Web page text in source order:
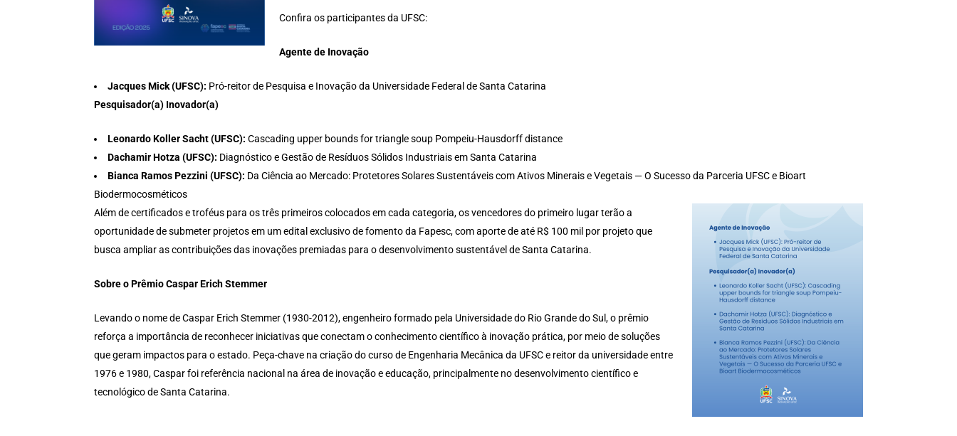
Confira os participantes da UFSC:
Agente de Inovação
Jacques Mick (UFSC): Pró-reitor de Pesquisa e Inovação da Universidade Federal de Santa Catarina
Pesquisador(a) Inovador(a)
Leonardo Koller Sacht (UFSC): Cascading upper bounds for triangle soup Pompeiu-Hausdorff distance
Dachamir Hotza (UFSC): Diagnóstico e Gestão de Resíduos Sólidos Industriais em Santa Catarina
Bianca Ramos Pezzini (UFSC): Da Ciência ao Mercado: Protetores Solares Sustentáveis com Ativos Minerais e Vegetais — O Sucesso da Parceria UFSC e Bioart
Biodermocosméticos
Além de certificados e troféus para os três primeiros colocados em cada categoria, os vencedores do primeiro lugar terão a
oportunidade de submeter projetos em um edital exclusivo de fomento da Fapesc, com aporte de até R$ 100 mil por projeto que
busca ampliar as contribuições das inovações premiadas para o desenvolvimento sustentável de Santa Catarina.
Sobre o Prêmio Caspar Erich Stemmer
Levando o nome de Caspar Erich Stemmer (1930-2012), engenheiro formado pela Universidade do Rio Grande do Sul, o prêmio
reforça a importância de reconhecer iniciativas que conectam o conhecimento científico à inovação prática, por meio de soluções
que geram impactos para o estado. Peça-chave na criação do curso de Engenharia Mecânica da UFSC e reitor da universidade entre
1976 e 1980, Caspar foi referência nacional na área de inovação e educação, principalmente no desenvolvimento científico e
tecnológico de Santa Catarina.